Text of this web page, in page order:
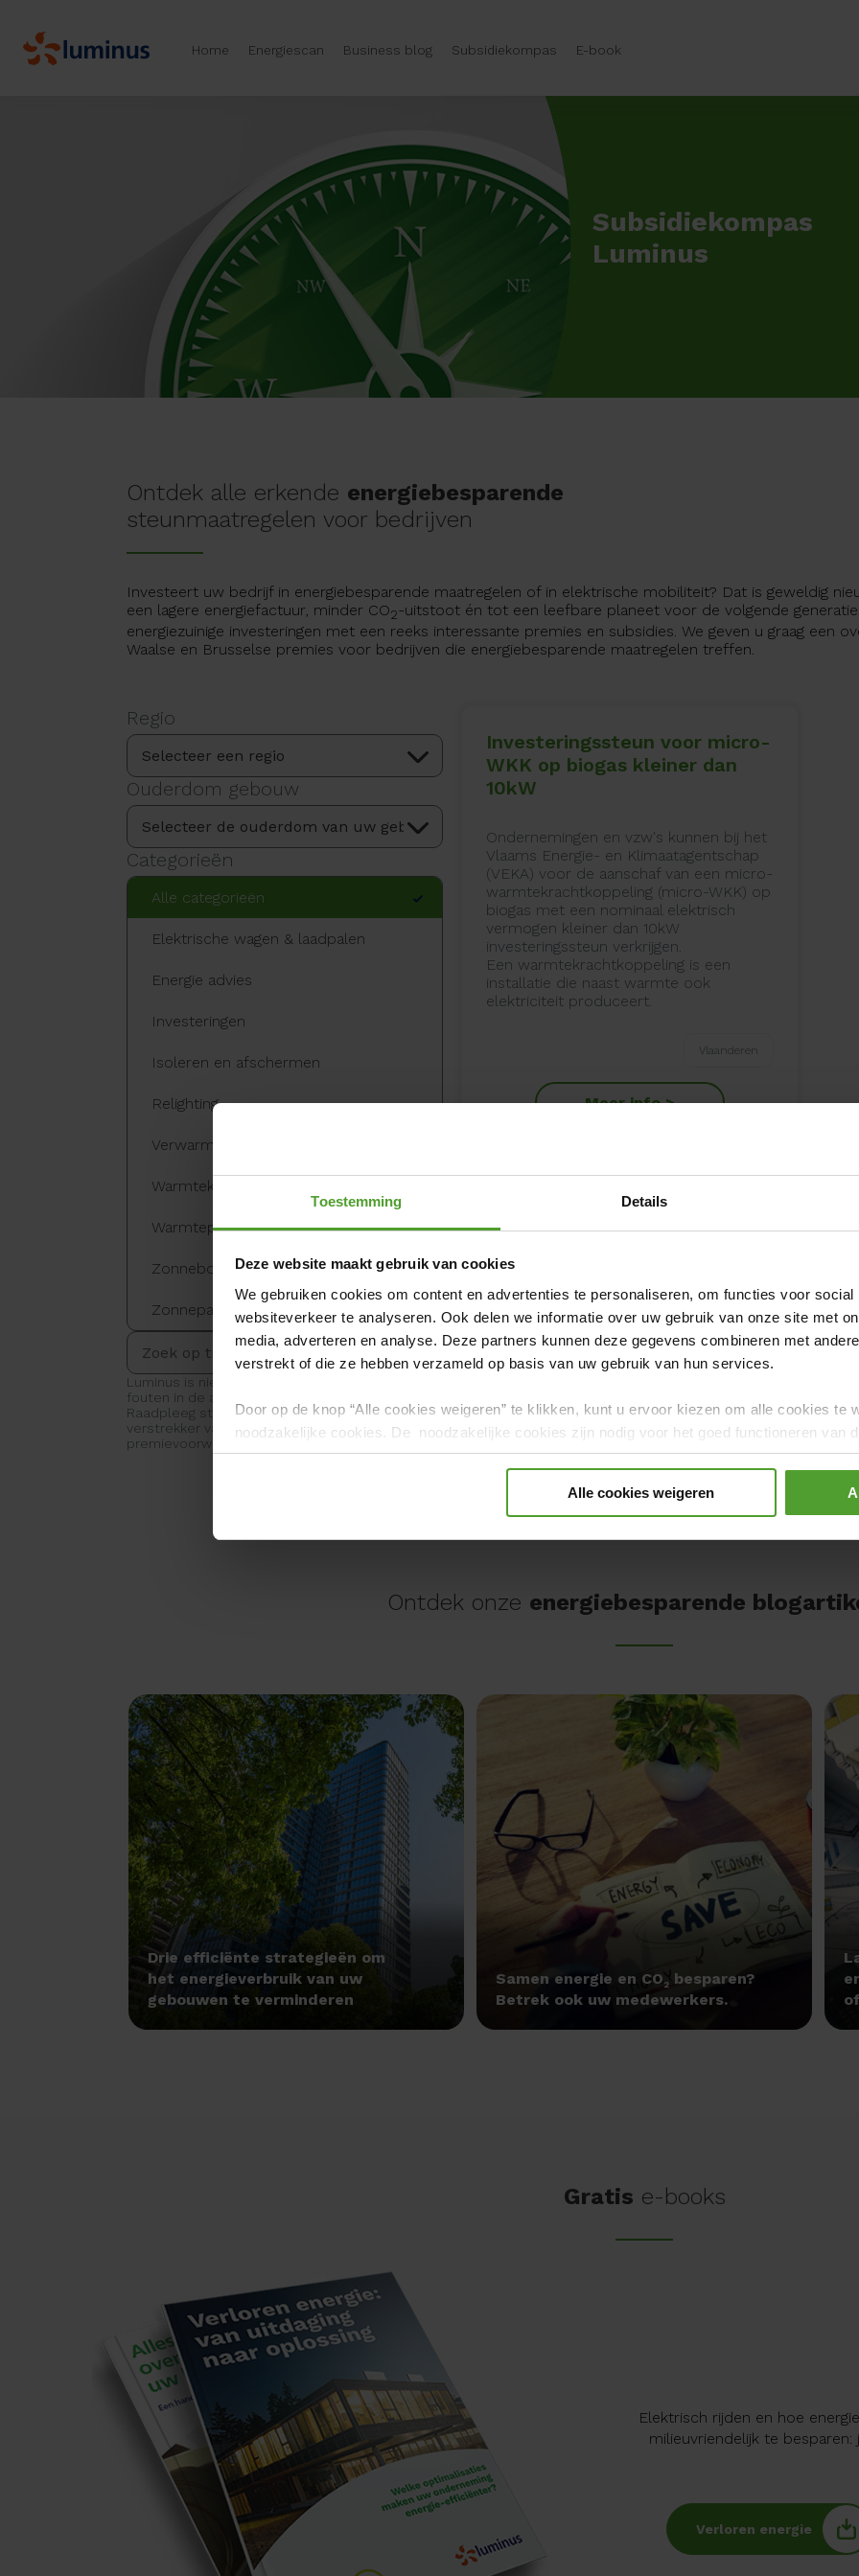
Toestemming Details
Deze website maakt gebruik van cookies
We gebruiken cookies om content en advertenties te personaliseren, om functies voor
websiteverkeer te analyseren. Ook delen we informatie over uw gebruik van onze site met
media, adverteren en analyse. Deze partners kunnen deze gegevens combineren met
verstrekt of die ze hebben verzameld op basis van uw gebruik van hun services.
Door op de knop “Alle cookies weigeren” te klikken, kunt u ervoor kiezen om alle cookies te
noodzakelijke cookies. De noodzakelijke cookies zijn nodig voor het goed functioneren van
en kunnen niet worden geweigerd.
Alle cookies weigeren
Home Energiescan Business blog Subsidiekompas E-book
Subsidiekompas
Luminus
Ontdek alle erkende energiebesparende
steunmaatregelen voor bedrijven
Investeert uw bedrijf in energiebesparende maatregelen of in elektrische mobiliteit? Dat is geweldig
een lagere energiefactuur, minder CO2-uitstoot én tot een leefbare planeet voor de volgende
energiezuinige investeringen met een reeks interessante premies en subsidies. We geven u graag een
Waalse en Brusselse premies voor bedrijven die energiebesparende maatregelen treffen.
Regio
Ouderdom gebouw
Categorieën
Alle categorieën
Elektrische wagen & laadpalen
Energie advies
Investeringen
Isoleren en afschermen
Relighting
Verwarmen
Warmtekrachtkoppeling
Warmtepomp
Zonneboiler
Zonnepanelen
Luminus is niet aansprakelijk voor eventuele
fouten in de aangeboden informatie.
Raadpleeg steeds de website van de
verstrekker van de premie en voor de volledige
premievoorwaarden.
Investeringssteun voor micro-
WKK op biogas kleiner dan
10kW
Ondernemingen en vzw's kunnen bij het
Vlaams Energie- en Klimaatagentschap
(VEKA) voor de aanschaf van een micro-
warmtekrachtkoppeling (micro-WKK) op
biogas met een nominaal elektrisch
vermogen kleiner dan 10kW
investeringssteun verkrijgen.
Een warmtekrachtkoppeling is een
installatie die naast warmte ook
elektriciteit produceert.
Vlaanderen
Meer info >
Ontdek onze energiebesparende
Drie efficiënte strategieën om
het energieverbruik van uw
gebouwen te verminderen
Samen energie en CO2besparen?
Betrek ook uw medewerkers.
Gratis e-books
Elektrisch rijden en hoe
milieuvriendelijk te
Verloren energie